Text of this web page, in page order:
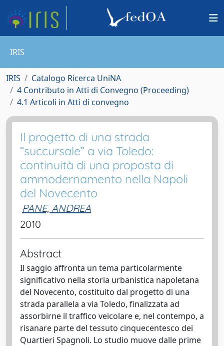
IRIS
IRIS
Catalogo Ricerca UniNA
4 Contributo in Atti di Convegno (Proceeding)
4.1 Articoli in Atti di convegno
Il progetto di una strada
“succursale” a via Toledo:
continuità di una proposta di
ammodernamento nella Napoli
del Novecento
PANE, ANDREA
2010
Abstract
Il saggio affronta un tema particolarmente
significativo nella storia urbanistica napoletana
del Novecento, costituito dal progetto di una
strada parallela a via Toledo, finalizzata ad
assorbirne il traffico veicolare e, nel contempo, a
risanare parte del tessuto cinquecentesco dei
Quartieri Spagnoli. Lo studio muove dalle prime